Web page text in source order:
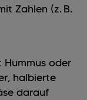
Zahlen (z. B.
Hummus oder
halbierte
darauf